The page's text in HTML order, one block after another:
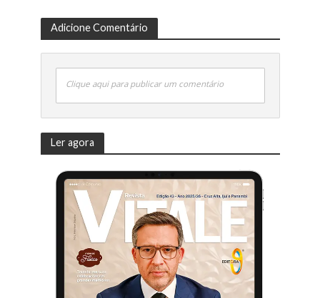
Adicione Comentário
Clique aqui para publicar um comentário
Ler agora